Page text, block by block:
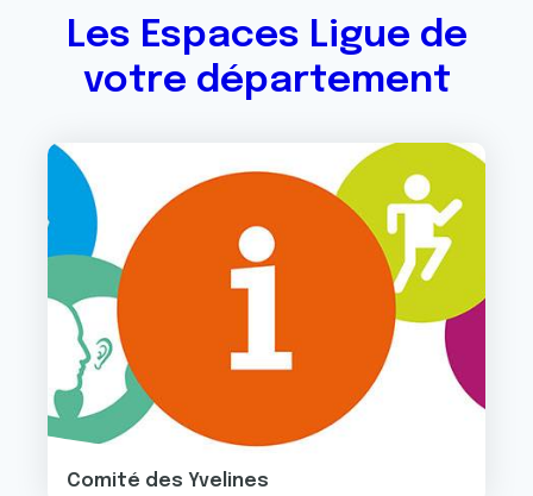
Les Espaces Ligue de
votre département
Image
Comité des Yvelines